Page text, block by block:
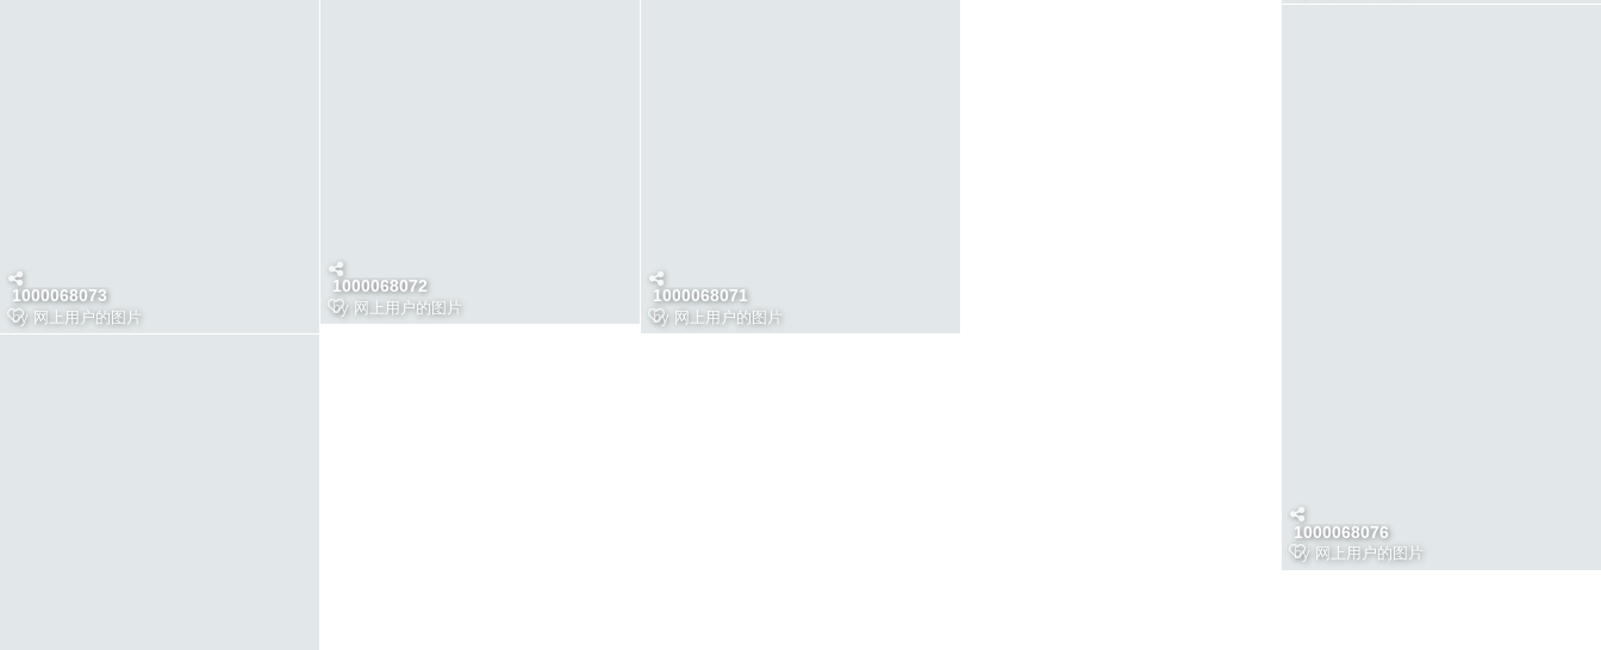
1000068073
by 网上用户的图片
1000068072
by 网上用户的图片
1000068071
by 网上用户的图片
1000068076
by 网上用户的图片